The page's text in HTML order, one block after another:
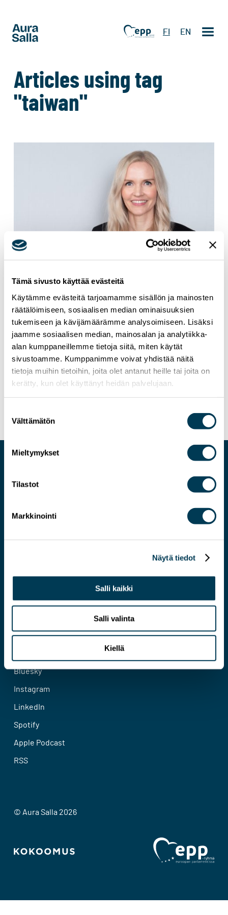
Tämä sivusto käyttää evästeitä
Käytämme evästeitä tarjoamamme sisällön ja mainosten
räätälöimiseen, sosiaalisen median ominaisuuksien
tukemiseen ja kävijämäärämme analysoimiseen. Lisäksi
jaamme sosiaalisen median, mainosalan ja analytiikka-
alan kumppaneillemme tietoja siitä, miten käytät
sivustoamme. Kumppanimme voivat yhdistää näitä
tietoja muihin tietoihin, joita olet antanut heille tai joita on
kerätty, kun olet käyttänyt heidän palvelujaan.
valinta
Välttämätön
Mieltymykset
Tilastot
Markkinointi
Näytä tiedot
Salli kaikki
Salli valinta
Kiellä
FI EN
Articles using tag
"taiwan"
23.6.2026 TIEDOTTEET
MEP Aura Salla: EU:n tiivistettävä suhteita
Taiwaniin vahvistaessaan teknologista
itsemääräämistä siruteknologiassa
Evästeseloste
Bluesky
Instagram
LinkedIn
Spotify
Apple Podcast
RSS
© Aura Salla 2026